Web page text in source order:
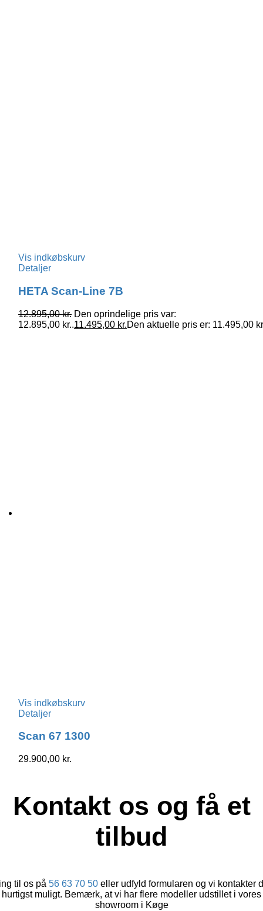
Vis indkøbskurv
Detaljer
HETA Scan-Line 7B
12.895,00kr. Den oprindelige pris var:
12.895,00 kr..11.495,00 kr.Den aktuelle pris er: 11.495,00
Vis indkøbskurv
Detaljer
Scan 67 1300
29.900,00 kr.
Kontakt os og få et
tilbud
til os på 56 63 70 50 eller udfyld formularen og vi kontakter
hurtigst muligt. Bemærk, at vi har flere modeller udstillet i vores
showroom i Køge